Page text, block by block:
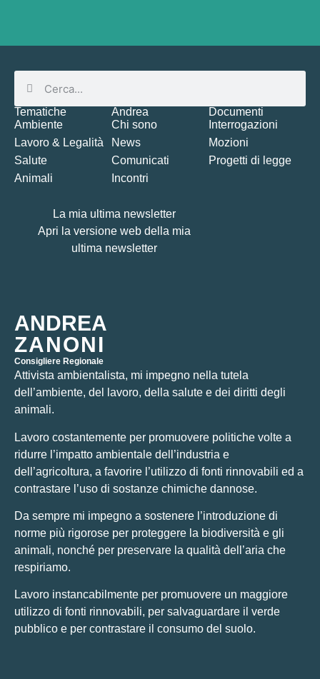
ANDREA
ZANONI
Consigliere Regionale
Attivista ambientalista, mi impegno nella tutela
dell’ambiente, del lavoro, della salute e dei diritti degli
animali.
Lavoro costantemente per promuovere politiche volte a
ridurre l’impatto ambientale dell’industria e
dell’agricoltura, a favorire l’utilizzo di fonti rinnovabili ed a
contrastare l’uso di sostanze chimiche dannose.
Da sempre mi impegno a sostenere l’introduzione di
norme più rigorose per proteggere la biodiversità e gli
animali, nonché per preservare la qualità dell’aria che
respiriamo.
Lavoro instancabilmente per promuovere un maggiore
utilizzo di fonti rinnovabili, per salvaguardare il verde
pubblico e per contrastare il consumo del suolo.
Tematiche
Ambiente
Lavoro & Legalità
Salute
Animali
Andrea
Chi sono
News
Comunicati
Incontri
Documenti
Interrogazioni
Mozioni
Progetti di legge
La mia ultima newsletter
Apri la versione web della mia
ultima newsletter